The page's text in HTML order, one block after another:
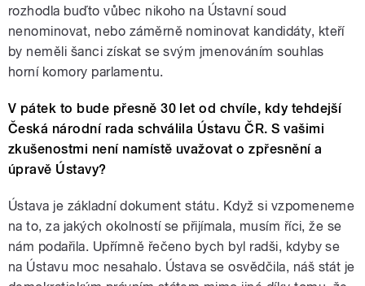
rozhodla buďto vůbec nikoho na Ústavní soud
nenominovat, nebo záměrně nominovat kandidáty, kteří
by neměli šanci získat se svým jmenováním souhlas
horní komory parlamentu.
V pátek to bude přesně 30 let od chvíle, kdy tehdejší
Česká národní rada schválila Ústavu ČR. S vašimi
zkušenostmi není namístě uvažovat o zpřesnění a
úpravě Ústavy?
Ústava je základní dokument státu. Když si vzpomeneme
na to, za jakých okolností se přijímala, musím říci, že se
nám podařila. Upřímně řečeno bych byl radši, kdyby se
na Ústavu moc nesahalo. Ústava se osvědčila, náš stát je